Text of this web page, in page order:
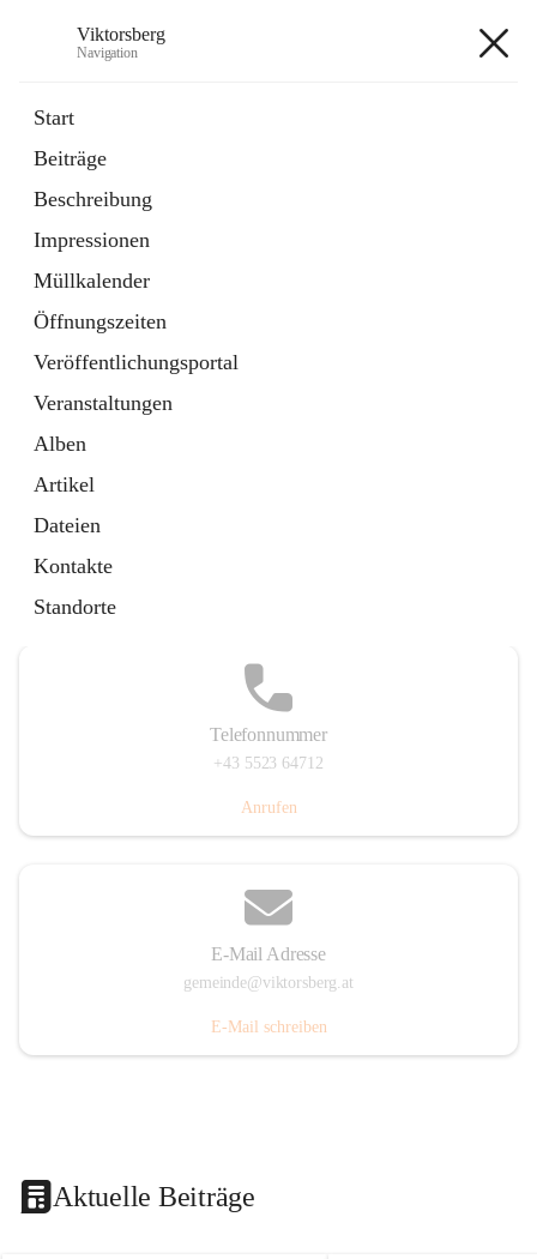
Viktorsberg
Navigation
Start
Beiträge
Beschreibung
Impressionen
Müllkalender
Öffnungszeiten
Veröffentlichungsportal
Veranstaltungen
Alben
Artikel
Dateien
Kontakte
Standorte
1 Schnellzugriff
Bürgerservice
10 Schnellzugriffe
Telefonnummer
+43 5523 64712
Anrufen
E-Mail Adresse
gemeinde@viktorsberg.at
E-Mail schreiben
Aktuelle Beiträge